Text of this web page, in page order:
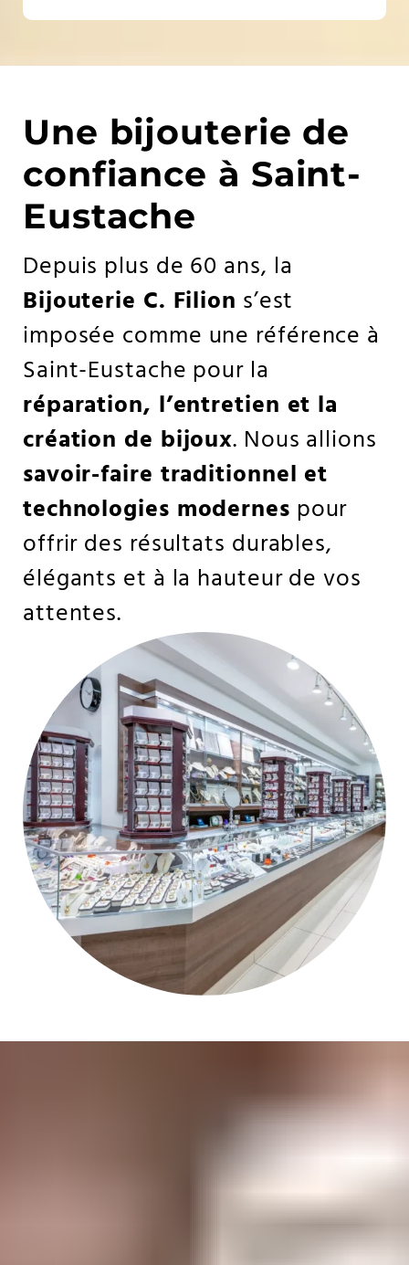
Une bijouterie de
confiance à Saint-
Eustache
Depuis plus de 60 ans, la
Bijouterie C. Filion s’est
imposée comme une référence à
Saint-Eustache pour la
réparation, l’entretien et la
création de bijoux. Nous allions
savoir-faire traditionnel et
technologies modernes pour
offrir des résultats durables,
élégants et à la hauteur de vos
attentes.